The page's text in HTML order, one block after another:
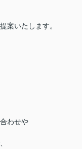
案いたします。
わせや